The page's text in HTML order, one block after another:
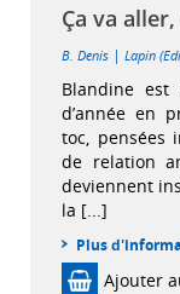
Ça va
B. Denis | Lapin
Blandine
d’année en
toc, pensées
de relation
deviennent
la [...]
Plus
Ajouter